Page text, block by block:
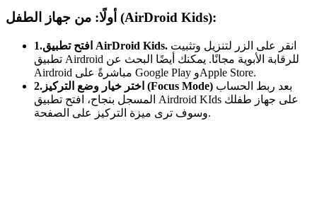
أولًا: من جهاز الطفل (AirDroid Kids):
1.افتح تطبيق AirDroid Kids.
تطبيق Airdroid للرقابة الأبوية مجانًا. يمكنك أيضًا البحث عن
Airdroid مباشرةً على Google Play وApple Store.
2.اختر خيار وضع التركيز (Focus Mode)
المسجل بنجاح، افتح تطبيق Airdroid KIds على جهاز طفلك
وسوف ترى ميزة التركيز على الصفحة.